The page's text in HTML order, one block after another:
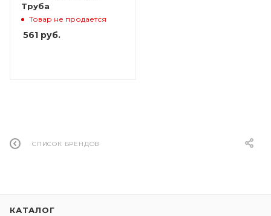
Труба
Товар не продается
561 руб.
СПИСОК БРЕНДОВ
КАТАЛОГ